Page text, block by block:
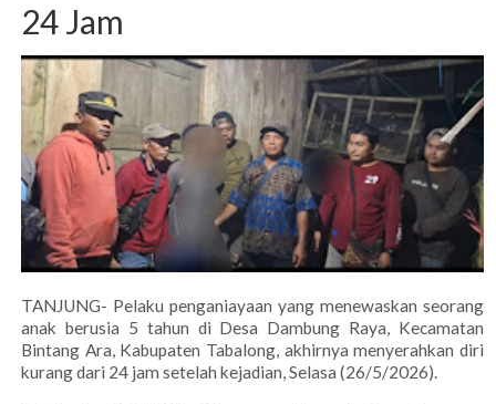
24 Jam
TANJUNG- Pelaku penganiayaan yang menewaskan seorang
anak berusia 5 tahun di Desa Dambung Raya, Kecamatan
Bintang Ara, Kabupaten Tabalong, akhirnya menyerahkan diri
kurang dari 24 jam setelah kejadian, Selasa (26/5/2026).